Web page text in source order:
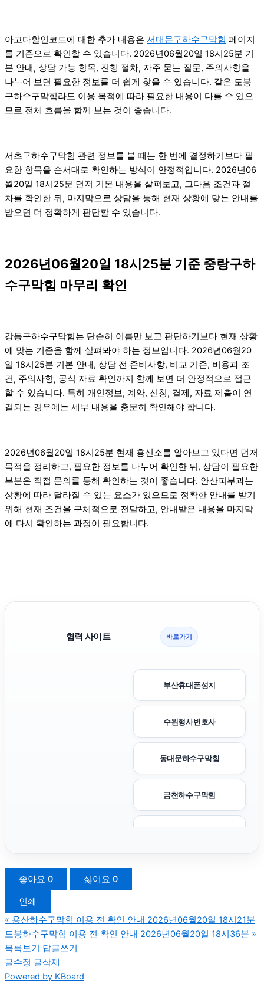
아고다할인코드에 대한 추가 내용은 서대문구하수구막힘 페이지
를 기준으로 확인할 수 있습니다. 2026년06월20일 18시25분 기
본 안내, 상담 가능 항목, 진행 절차, 자주 묻는 질문, 주의사항을
나누어 보면 필요한 정보를 더 쉽게 찾을 수 있습니다. 같은 도봉
구하수구막힘라도 이용 목적에 따라 필요한 내용이 다를 수 있으
므로 전체 흐름을 함께 보는 것이 좋습니다.
서초구하수구막힘 관련 정보를 볼 때는 한 번에 결정하기보다 필
요한 항목을 순서대로 확인하는 방식이 안정적입니다. 2026년06
월20일 18시25분 먼저 기본 내용을 살펴보고, 그다음 조건과 절
차를 확인한 뒤, 마지막으로 상담을 통해 현재 상황에 맞는 안내를
받으면 더 정확하게 판단할 수 있습니다.
2026년06월20일 18시25분 기준 중랑구하
수구막힘 마무리 확인
강동구하수구막힘는 단순히 이름만 보고 판단하기보다 현재 상황
에 맞는 기준을 함께 살펴봐야 하는 정보입니다. 2026년06월20
일 18시25분 기본 안내, 상담 전 준비사항, 비교 기준, 비용과 조
건, 주의사항, 공식 자료 확인까지 함께 보면 더 안정적으로 접근
할 수 있습니다. 특히 개인정보, 계약, 신청, 결제, 자료 제출이 연
결되는 경우에는 세부 내용을 충분히 확인해야 합니다.
2026년06월20일 18시25분 현재 흥신소를 알아보고 있다면 먼저
목적을 정리하고, 필요한 정보를 나누어 확인한 뒤, 상담이 필요한
부분은 직접 문의를 통해 확인하는 것이 좋습니다. 안산피부과는
상황에 따라 달라질 수 있는 요소가 있으므로 정확한 안내를 받기
위해 현재 조건을 구체적으로 전달하고, 안내받은 내용을 마지막
에 다시 확인하는 과정이 필요합니다.
협력 사이트 바로가기
부산휴대폰성지
수원형사변호사
동대문하수구막힘
금천하수구막힘
동탄피부과
좋아요 0 싫어요 0
인쇄
« 용산하수구막힘 이용 전 확인 안내 2026년06월20일 18시21분
도봉하수구막힘 이용 전 확인 안내 2026년06월20일 18시36분 »
목록보기
답글쓰기
글수정 글삭제
Powered by KBoard